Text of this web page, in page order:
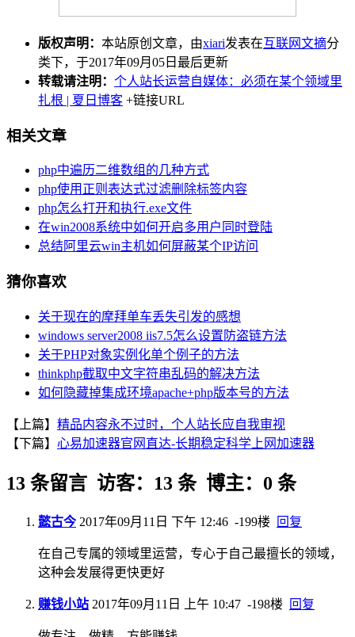
版权声明： 本站原创文章，由xiari发表在互联网文摘分
类下，于2017年09月05日最后更新
转载请注明： 个人站长运营自媒体：必须在某个领域里
扎根 | 夏日博客 +链接URL
相关文章
php中遍历二维数组的几种方式
php使用正则表达式过滤删除标签内容
php怎么打开和执行.exe文件
在win2008系统中如何开启多用户同时登陆
总结阿里云win主机如何屏蔽某个IP访问
猜你喜欢
关于现在的摩拜单车丢失引发的感想
windows server2008 iis7.5怎么设置防盗链方法
关于PHP对象实例化单个例子的方法
thinkphp截取中文字符串乱码的解决方法
如何隐藏掉集成环境apache+php版本号的方法
【上篇】 精品内容永不过时，个人站长应自我审视
【下篇】 心易加速器官网直达-长期稳定科学上网加速器
13 条留言 访客：13 条 博主：0 条
懿古今 2017年09月11日 下午 12:46 -199楼 回复
在自己专属的领域里运营，专心于自己最擅长的领域，
这种会发展得更快更好
赚钱小站 2017年09月11日 上午 10:47 -198楼 回复